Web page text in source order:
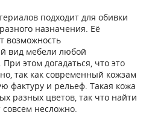
подходит для обивки
назначения. Её
возможность
вид мебели любой
этом догадаться, что это
так как современный кожзам
фактуру и рельеф. Такая кожа
разных цветов, так что найти
несложно.